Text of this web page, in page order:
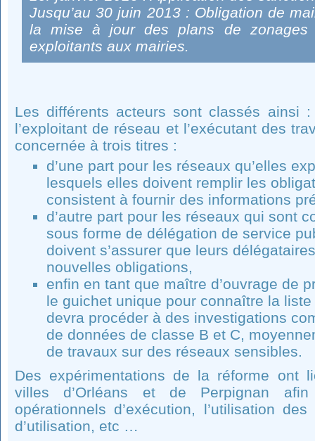
Jusqu’au 30 juin 2013 : Obligation de
la mise à jour des plans de zonages
exploitants aux mairies.
Les différents acteurs sont classés ainsi
l’exploitant de réseau et l’exécutant des
concernée à trois titres :
d’une part pour les réseaux qu’elles
lesquels elles doivent remplir les
consistent à fournir des informations
d’autre part pour les réseaux qui sont
sous forme de délégation de service
doivent s’assurer que leurs
nouvelles obligations,
enfin en tant que maître d’ouvrage de
le guichet unique pour connaître la
devra procéder à des investigations
de données de classe B et C,
de travaux sur des réseaux sensibles.
Des expérimentations de la réforme ont
villes d’Orléans et de Perpignan
opérationnels d’exécution, l’utilisation
d’utilisation, etc …